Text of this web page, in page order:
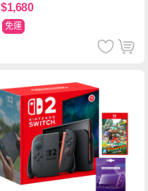
$1,680
免運